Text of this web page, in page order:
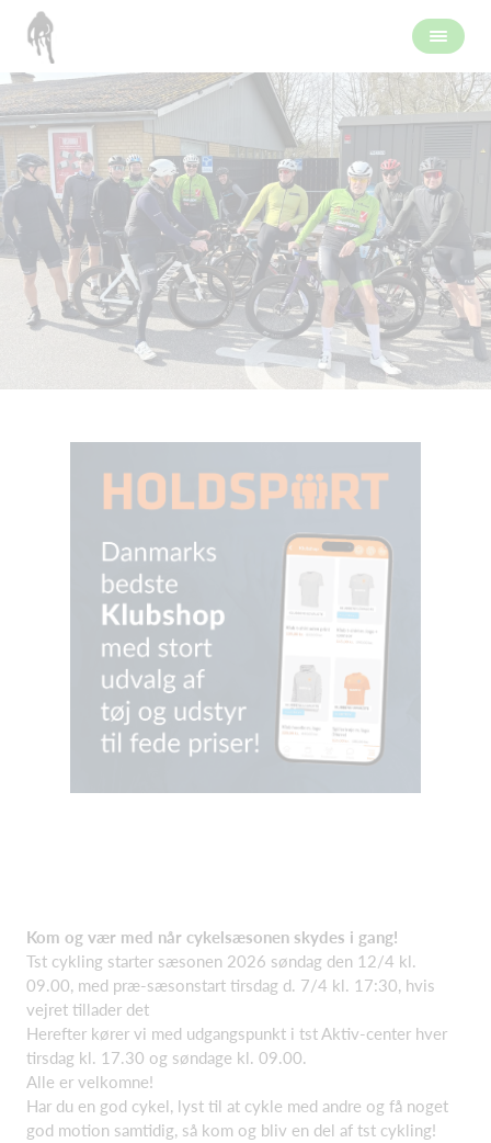
Kom og vær med når cykelsæsonen skydes i gang!
Tst cykling starter sæsonen 2026 søndag den 12/4 kl.
09.00, med præ-sæsonstart tirsdag d. 7/4 kl. 17:30, hvis
vejret tillader det
Herefter kører vi med udgangspunkt i tst Aktiv-center hver
tirsdag kl. 17.30 og søndage kl. 09.00.
Alle er velkomne!
Har du en god cykel, lyst til at cykle med andre og få noget
god motion samtidig, så kom og bliv en del af tst cykling!